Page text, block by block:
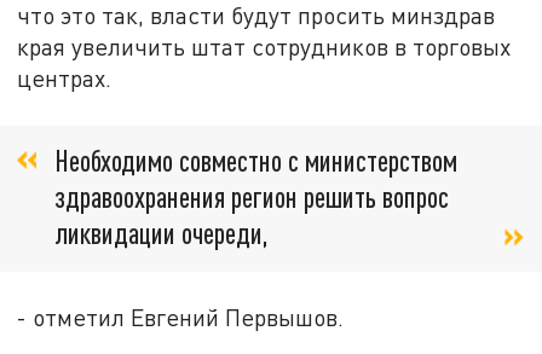
что это так, власти будут просить минздрав
края увеличить штат сотрудников в торговых
центрах.
Необходимо совместно с министерством
здравоохранения регион решить вопрос
ликвидации очереди,
- отметил Евгений Первышов.